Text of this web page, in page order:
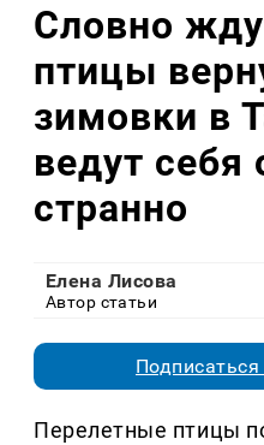
Словно
птицы
зимовки в
ведут себя
странно
Елена Лисова
Автор статьи
Перелетные птицы